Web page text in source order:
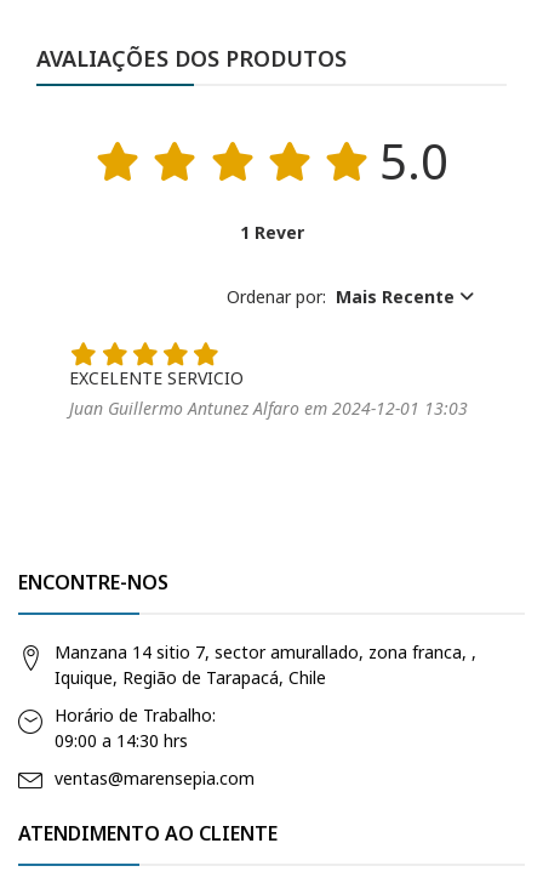
AVALIAÇÕES DOS PRODUTOS
5.0
1 Rever
Ordenar por: Mais Recente
EXCELENTE SERVICIO
Juan Guillermo Antunez Alfaro em 2024-12-01 13:03
ENCONTRE-NOS
Manzana 14 sitio 7, sector amurallado, zona franca, ,
Iquique, Região de Tarapacá, Chile
Horário de Trabalho:
09:00 a 14:30 hrs
ventas@marensepia.com
ATENDIMENTO AO CLIENTE